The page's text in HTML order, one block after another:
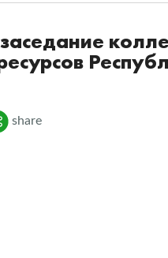
Поделиться
share